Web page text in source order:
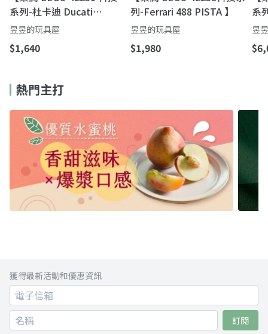
系列-杜卡迪 Ducati
Desmo450 MX Factory】
昱昱的玩具屋
$1,640
列-Ferrari 488 PISTA 】
昱昱的玩具屋
$1,980
系
昱
熱門主打
獲得最新活動和優惠資訊
訂閱